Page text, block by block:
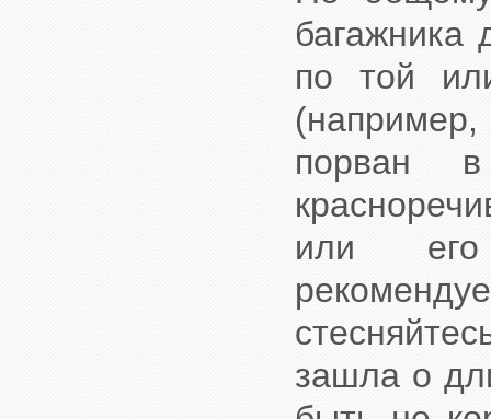
багажника
по той
порван
или
зашла о